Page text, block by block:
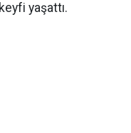
yaşattı.